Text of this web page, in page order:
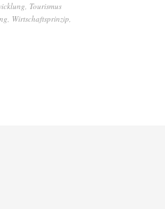
, Tourismus
, Wirtschaftsprinzip,